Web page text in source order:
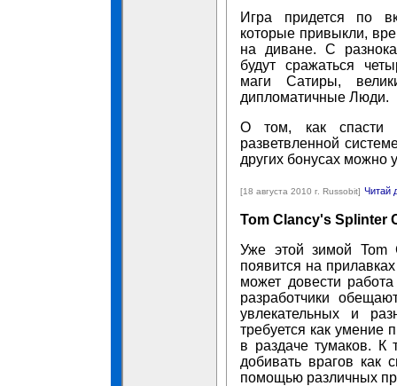
Игра придется по
которые привыкли,
на диване. С
будут сражаться
маги Сатиры,
дипломатичные Люди.
О том, как спасти
разветвленной
других бонусах можно
[18 августа 2010 г. Russobit] Читай
Tom Clancy's Splinter
Уже этой зимой Tom
появится на
может довести
разработчики
увлекательных и
требуется как умение
в раздаче тумаков. К
добивать врагов как
помощью различных